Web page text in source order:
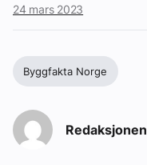
24 mars 2023
Byggfakta Norge
Redaksjonen